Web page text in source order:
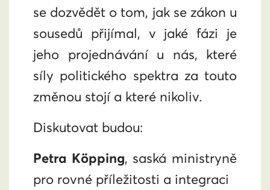
se dozvědět o tom, jak se zákon u
sousedů přijímal, v jaké fázi je
jeho projednávání u nás, které
síly politického spektra za touto
změnou stojí a které nikoliv.
Diskutovat budou:
Petra Köpping, saská ministryně
pro rovné příležitosti a integraci